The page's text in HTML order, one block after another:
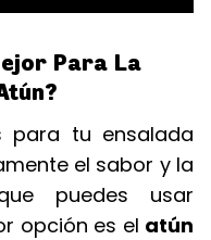
Para La
para tu ensalada
el sabor y la
puedes usar
opción es el atún